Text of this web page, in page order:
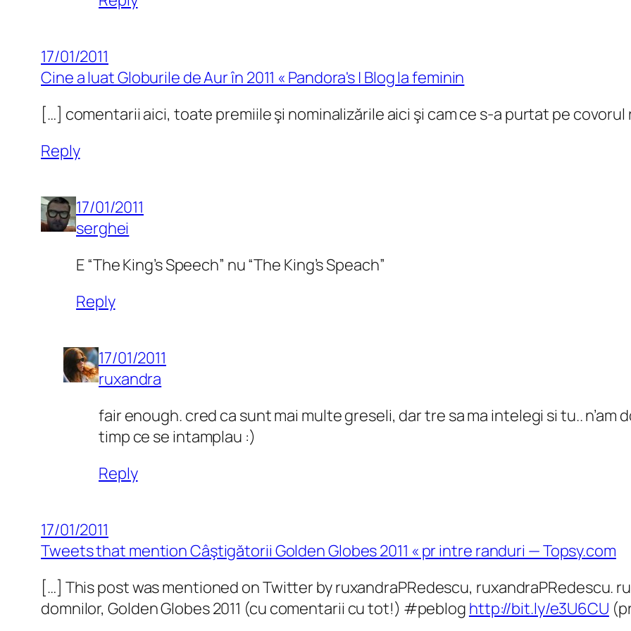
17/01/2011
Cine a luat Globurile de Aur în 2011 « Pandora's | Blog la feminin
[…] comentarii aici, toate premiile şi nominalizările aici şi cam ce s-a purtat pe covorul
Reply
17/01/2011
serghei
E “The King’s Speech” nu “The King’s Speach”
Reply
17/01/2011
ruxandra
fair enough. cred ca sunt mai multe greseli, dar tre sa ma intelegi si tu.. n’am
timp ce se intamplau :)
Reply
17/01/2011
Tweets that mention Câştigătorii Golden Globes 2011 « pr intre randuri — Topsy.com
[…] This post was mentioned on Twitter by ruxandraPRedescu, ruxandraPRedescu.
domnilor, Golden Globes 2011 (cu comentarii cu tot!) #peblog http://bit.ly/e3U6CU